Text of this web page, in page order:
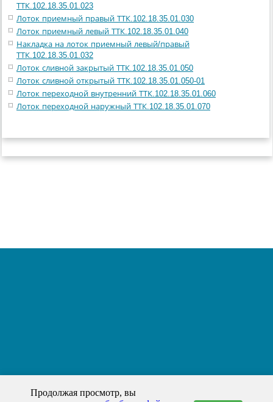
ТТК.102.18.35.01.023
Лоток приемный правый ТТК.102.18.35.01.030
Лоток приемный левый ТТК.102.18.35.01.040
Накладка на лоток приемный левый/правый
ТТК.102.18.35.01.032
Лоток сливной закрытый ТТК.102.18.35.01.050
Лоток сливной открытый ТТК.102.18.35.01.050-01
Лоток переходной внутренний ТТК.102.18.35.01.060
Лоток переходной наружный ТТК.102.18.35.01.070
Продолжая просмотр, вы